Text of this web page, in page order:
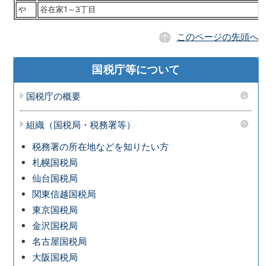
や 谷在家1～3丁目
このページの先頭へ
国税庁等について
国税庁の概要
組織（国税局・税務署等）
税務署の所在地などを知りたい方
札幌国税局
仙台国税局
関東信越国税局
東京国税局
金沢国税局
名古屋国税局
大阪国税局